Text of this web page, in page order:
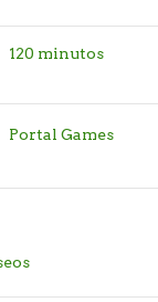
120 minutos
Portal Games